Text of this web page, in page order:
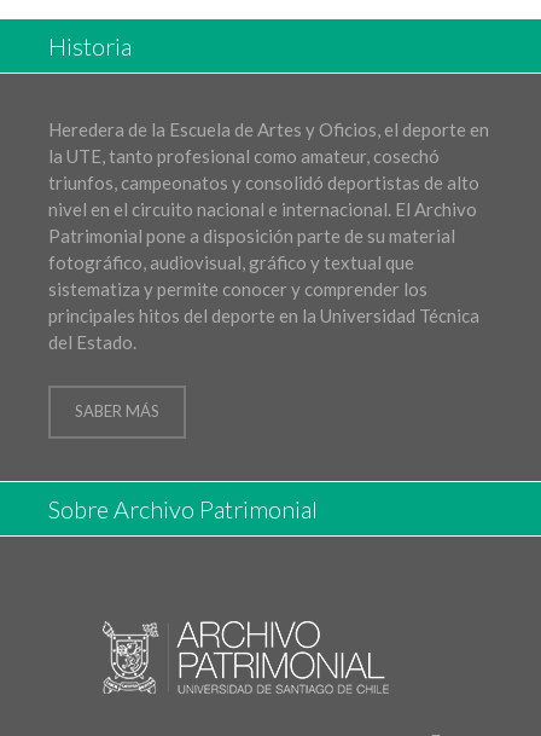
Historia
Heredera de la Escuela de Artes y Oficios, el deporte en
la UTE, tanto profesional como amateur, cosechó
triunfos, campeonatos y consolidó deportistas de alto
nivel en el circuito nacional e internacional. El Archivo
Patrimonial pone a disposición parte de su material
fotográfico, audiovisual, gráfico y textual que
sistematiza y permite conocer y comprender los
principales hitos del deporte en la Universidad Técnica
del Estado.
SABER MÁS
Sobre Archivo Patrimonial